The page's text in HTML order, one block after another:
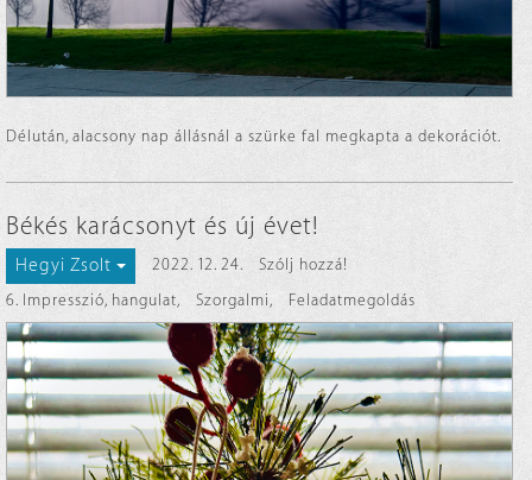
Délután, alacsony nap állásnál a szürke fal megkapta a dekorációt.
Békés karácsonyt és új évet!
Hegyi Zsolt 2022. 12. 24.
Szólj hozzá!
6. Impresszió, hangulat, Szorgalmi , Feladatmegoldás